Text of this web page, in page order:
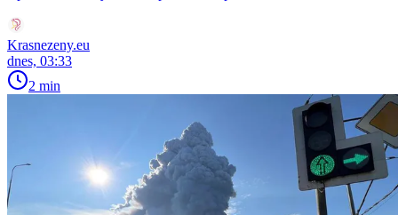
Krasnezeny.eu
dnes, 03:33
2 min